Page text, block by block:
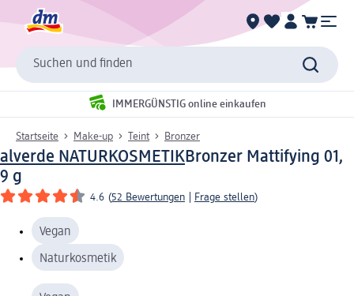
Suchen und finden
IMMERGÜNSTIG online einkaufen
Startseite Make-up Teint Bronzer
alverde NATURKOSMETIKBronzer Mattifying 01,
9 g
4.6 (52 Bewertungen Frage stellen)
Vegan
Naturkosmetik